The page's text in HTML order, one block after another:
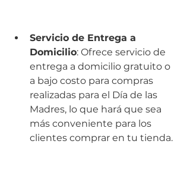
Servicio de Entrega a
Domicilio: Ofrece servicio de
entrega a domicilio gratuito o
a bajo costo para compras
realizadas para el Día de las
Madres, lo que hará que sea
más conveniente para los
clientes comprar en tu tienda.